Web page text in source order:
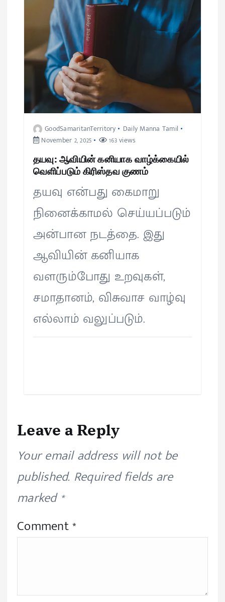
GoodSamaritanTerritory
Daily Manna Tamil
November 2, 2025
163 views
தயவு: ஆவியின் கனியாக வாழ்க்கையில்
வெளிப்படும் கிரிஸ்தவ குணம்
தயவு என்பது கைமாறு
நினைக்காமல் செய்யப்படும்
அன்பான நடத்தை. இது
ஆவியின் கனியாக
வளரும்போது உறவுகள்,
சமாதானம், விசுவாச வாழ்வு
எல்லாம் வலுப்படும்.
Leave a Reply
Your email address will not be
published. Required fields are
marked*
Comment*